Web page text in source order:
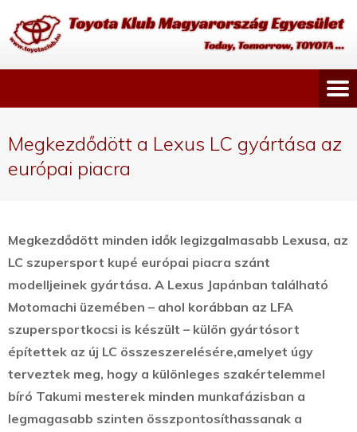
Megkezdődött a Lexus LC gyártása az
európai piacra
Megkezdődött minden idők legizgalmasabb Lexusa, az
LC szupersport kupé európai piacra szánt
modelljeinek gyártása. A Lexus Japánban található
Motomachi üzemében – ahol korábban az LFA
szupersportkocsi is készült – külön gyártósort
építettek az új LC összeszerelésére,amelyet úgy
terveztek meg, hogy a különleges szakértelemmel
bíró Takumi mesterek minden munkafázisban a
legmagasabb szinten összpontosíthassanak a